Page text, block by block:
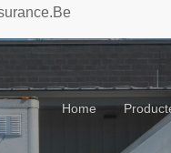
Home